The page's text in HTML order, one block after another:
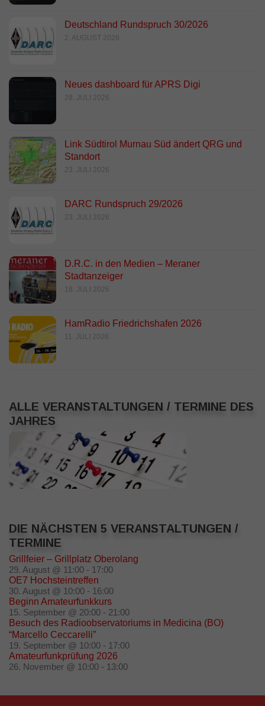
Deutschland Rundspruch 30/2026
2. AUGUST 2026
Neues dashboard für APRS Digi
28. JULI 2026
Link Südtirol Murnau Süd ändert QRG und
Standort
23. JULI 2026
DARC Rundspruch 29/2026
23. JULI 2026
D.R.C. in den Medien – Meraner
Stadtanzeiger
18. JULI 2026
HamRadio Friedrichshafen 2026
11. JULI 2026
ALLE VERANSTALTUNGEN / TERMINE DES
JAHRES
DIE NÄCHSTEN 5 VERANSTALTUNGEN /
TERMINE
Grillfeier – Grillplatz Oberolang
29. August @ 11:00 - 17:00
OE7 Hochsteintreffen
30. August @ 10:00 - 16:00
Beginn Amateurfunkkurs
15. September @ 20:00 - 21:00
Besuch des Radioobservatoriums in Medicina (BO)
“Marcello Ceccarelli”
19. September @ 10:00 - 17:00
Amateurfunkprüfung 2026
26. November @ 10:00 - 13:00